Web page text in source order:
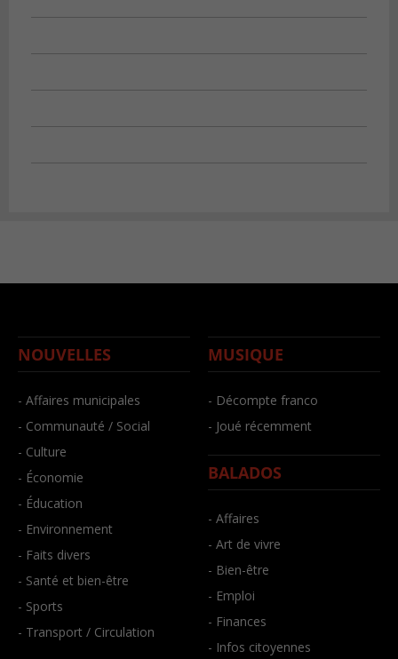
NOUVELLES
- Affaires municipales
- Communauté / Social
- Culture
- Économie
- Éducation
- Environnement
- Faits divers
- Santé et bien-être
- Sports
- Transport / Circulation
MUSIQUE
- Décompte franco
- Joué récemment
BALADOS
- Affaires
- Art de vivre
- Bien-être
- Emploi
- Finances
- Infos citoyennes